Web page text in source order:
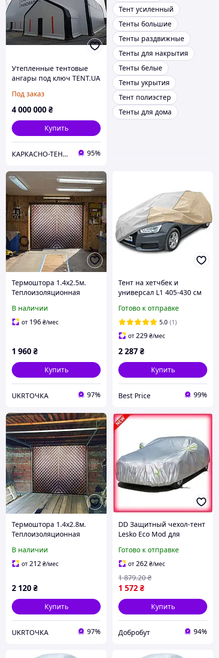
Утепленные тентовые
ангары под ключ TENT.UA
Под заказ
4 000 000₴
Купить
КАРКАСНО-ТЕНТОВЫЕ КОНСТРУКЦИИ, АВТОТЕНТЫ, ТЕХНИЧЕСКИЕ НАКРЫТИЯ 95%
Тент усиленный
Тенты большие
Тенты раздвижные
Тенты для накрытия
Тенты белые
Тенты укрытия
Тент полиэстер
Тенты для дома
Термоштора 1.4х2.5м.
Теплоизоляционная
дачи, балкона,
беседки,ангара.
В наличии
от 196₴/мес
1 960₴
Купить
UKRТОЧКА 97%
Тент на хетчбек и
универсал L1 405-430 см
Garage 5-4315-241-2092
Готово к отправке
5.0 (1)
от229₴/мес
2 287₴
Купить
Best Price 99%
Термоштора 1.4х2.8м.
Теплоизоляционная
дачи, балкона,
беседки,ангара.
В наличии
от212₴/мес
2 120₴
Купить
UKRТОЧКА 97%
DD Защитный чехол-тент
Lesko Eco Mod для
водонепроницаемый от
снега дождя солнца
утепленный ч Dobro-A
Готово к отправке
от262₴/мес
1 572₴
1 879.20 ₴
Купить
Добробут 94%